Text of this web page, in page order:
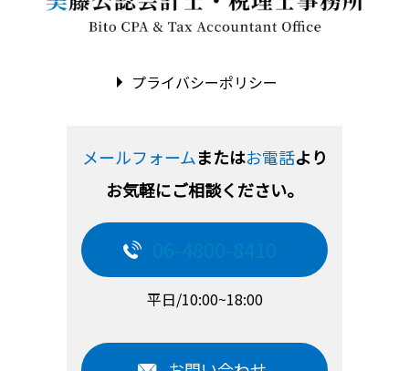
プライバシーポリシー
メールフォームまたはお電話より
お気軽にご相談ください。
平日/10:00~18:00